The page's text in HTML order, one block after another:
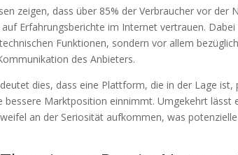
zeigen, dass über 85% der Verbraucher vor der
Erfahrungsberichte im Internet vertrauen.
Funktionen, sondern vor allem
des Anbieters.
dies, dass eine Plattform, die in der Lage
bessere Marktposition einnimmt. Umgekehrt lässt
an der Seriosität aufkommen, was